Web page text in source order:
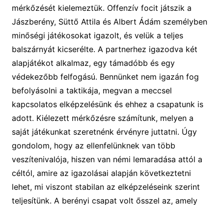
mérkőzését kielemeztük. Offenzív focit játszik a
Jászberény, Süttő Attila és Albert Ádám személyben
minőségi játékosokat igazolt, és velük a teljes
balszárnyát kicserélte. A partnerhez igazodva két
alapjátékot alkalmaz, egy támadóbb és egy
védekezőbb felfogású. Bennünket nem igazán fog
befolyásolni a taktikája, megvan a meccsel
kapcsolatos elképzelésünk és ehhez a csapatunk is
adott. Kiélezett mérkőzésre számítunk, melyen a
saját játékunkat szeretnénk érvényre juttatni. Úgy
gondolom, hogy az ellenfelünknek van több
veszítenivalója, hiszen van némi lemaradása attól a
céltól, amire az igazolásai alapján következtetni
lehet, mi viszont stabilan az elképzeléseink szerint
teljesítünk. A berényi csapat volt ősszel az, amely